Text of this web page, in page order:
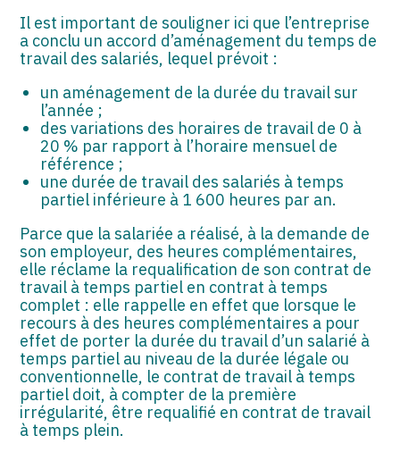
Il est important de souligner ici que l’entreprise
a conclu un accord d’aménagement du temps de
travail des salariés, lequel prévoit :
un aménagement de la durée du travail sur
l’année ;
des variations des horaires de travail de 0 à
20 % par rapport à l’horaire mensuel de
référence ;
une durée de travail des salariés à temps
partiel inférieure à 1 600 heures par an.
Parce que la salariée a réalisé, à la demande de
son employeur, des heures complémentaires,
elle réclame la requalification de son contrat de
travail à temps partiel en contrat à temps
complet : elle rappelle en effet que lorsque le
recours à des heures complémentaires a pour
effet de porter la durée du travail d’un salarié à
temps partiel au niveau de la durée légale ou
conventionnelle, le contrat de travail à temps
partiel doit, à compter de la première
irrégularité, être requalifié en contrat de travail
à temps plein.